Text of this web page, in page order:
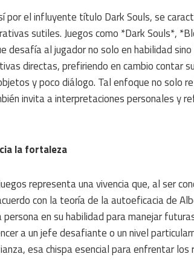
por el influyente título Dark Souls, se
sutiles. Juegos como *Dark Souls*,
desafía al jugador no solo en habilidad
directas, prefiriendo en cambio contar
y poco diálogo. Tal enfoque no solo
invita a interpretaciones personales y
la fortaleza
representa una vivencia que, al ser
con la teoría de la autoeficacia de
en su habilidad para manejar
a un jefe desafiante o un nivel
esa chispa esencial para enfrentar